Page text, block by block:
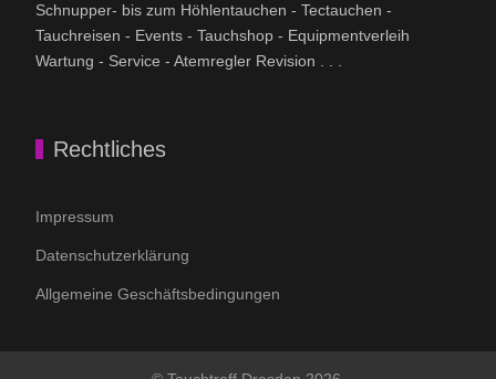
Schnupper- bis zum Höhlentauchen - Tectauchen -
Tauchreisen - Events - Tauchshop - Equipmentverleih
Wartung - Service - Atemregler Revision . . .
Rechtliches
Impressum
Datenschutzerklärung
Allgemeine Geschäftsbedingungen